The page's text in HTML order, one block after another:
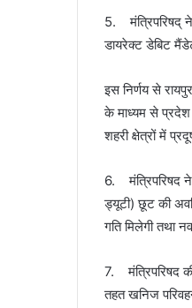
5. मंत्रिपरिषद् ने
डायरेक्ट डेबिट
इस निर्णय से
के माध्यम से प्रदेश
शहरी क्षेत्रों में
6. मंत्रिपरिषद ने
ड्यूटी) छूट की
गति मिलेगी तथा
7. मंत्रिपरिषद
तहत खनिज